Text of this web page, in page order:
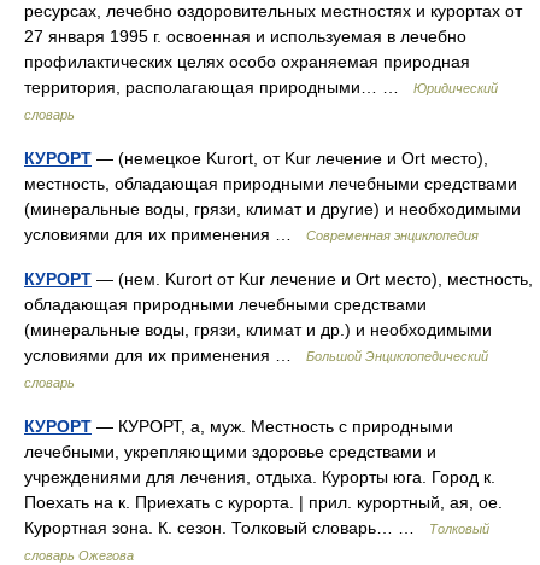
ресурсах, лечебно оздоровительных местностях и курортах от
27 января 1995 г. освоенная и используемая в лечебно
профилактических целях особо охраняемая природная
территория, располагающая природными… …
Юридический
словарь
КУРОРТ — (немецкое Kurort, от Kur лечение и Ort место),
местность, обладающая природными лечебными средствами
(минеральные воды, грязи, климат и другие) и необходимыми
условиями для их применения …
Современная энциклопедия
КУРОРТ — (нем. Kurort от Kur лечение и Ort место), местность,
обладающая природными лечебными средствами
(минеральные воды, грязи, климат и др.) и необходимыми
условиями для их применения …
Большой Энциклопедический
словарь
КУРОРТ — КУРОРТ, а, муж. Местность с природными
лечебными, укрепляющими здоровье средствами и
учреждениями для лечения, отдыха. Курорты юга. Город к.
Поехать на к. Приехать с курорта. | прил. курортный, ая, ое.
Курортная зона. К. сезон. Толковый словарь… …
Толковый
словарь Ожегова